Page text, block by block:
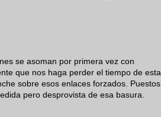
se asoman por primera vez con
que nos haga perder el tiempo de esta
sobre esos enlaces forzados. Puestos
pero desprovista de esa basura.